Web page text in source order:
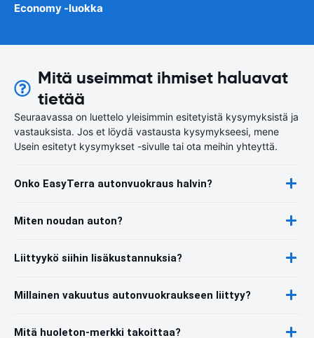
Economy -luokka
Mitä useimmat ihmiset haluavat
tietää
Seuraavassa on luettelo yleisimmin esitetyistä kysymyksistä ja
vastauksista. Jos et löydä vastausta kysymykseesi, mene
Usein esitetyt kysymykset -sivulle tai ota meihin yhteyttä.
Onko EasyTerra autonvuokraus halvin?
Miten noudan auton?
Liittyykö siihin lisäkustannuksia?
Millainen vakuutus autonvuokraukseen liittyy?
Mitä huoleton-merkki takoittaa?